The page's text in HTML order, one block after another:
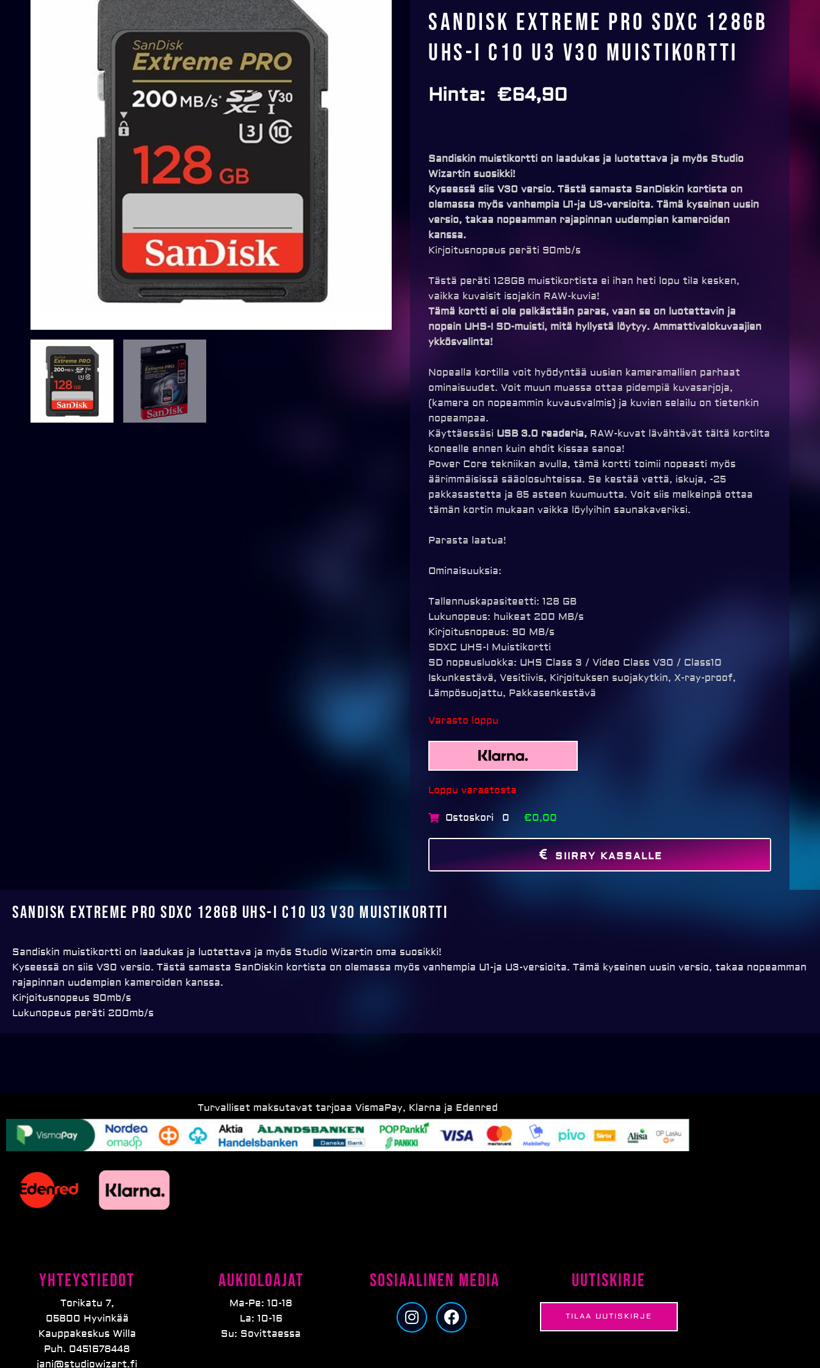
SanDisk Extreme Pro SDXC 128GB
UHS-I C10 U3 V30 muistikortti
Hinta: €64,90
Sandiskin muistikortti on laadukas ja luotettava ja myös Studio
Wizartin suosikki!
Kyseessä siis V30 versio. Tästä samasta SanDiskin kortista on
olemassa myös vanhempia U1-ja U3-versioita. Tämä kyseinen uusin
versio, takaa nopeamman rajapinnan uudempien kameroiden
kanssa.
Kirjoitusnopeus peräti 90mb/s
Tästä peräti 128GB muistikortista ei ihan heti lopu tila kesken,
vaikka kuvaisit isojakin RAW-kuvia!
Tämä kortti ei ole pelkästään paras, vaan se on luotettavin ja
nopein UHS-I SD-muisti, mitä hyllystä löytyy. Ammattivalokuvaajien
ykkösvalinta!
Nopealla kortilla voit hyödyntää uusien kameramallien parhaat
ominaisuudet. Voit muun muassa ottaa pidempiä kuvasarjoja,
(kamera on nopeammin kuvausvalmis) ja kuvien selailu on tietenkin
nopeampaa.
Käyttäessäsi USB 3.0 readeria, RAW-kuvat lävähtävät tältä kortilta
koneelle ennen kuin ehdit kissaa sanoa!
Power Core tekniikan avulla, tämä kortti toimii nopeasti myös
äärimmäisissä sääolosuhteissa. Se kestää vettä, iskuja, -25
pakkasastetta ja 85 asteen kuumuutta. Voit siis melkeinpä ottaa
tämän kortin mukaan vaikka löylyihin saunakaveriksi.
Parasta laatua!
Ominaisuuksia:
Tallennuskapasiteetti: 128 GB
Lukunopeus: huikeat 200 MB/s
Kirjoitusnopeus: 90 MB/s
SDXC UHS-I Muistikortti
SD nopeusluokka: UHS Class 3 / Video Class V30 / Class10
Iskunkestävä, Vesitiivis, Kirjoituksen suojakytkin, X-ray-proof,
Lämpösuojattu, Pakkasenkestävä
Varasto loppu
Loppu varastosta
Ostoskori 0 €0,00
SIIRRY KASSALLE
SanDisk Extreme Pro SDXC 128GB UHS-I C10 U3 V30 muistikortti
Sandiskin muistikortti on laadukas ja luotettava ja myös Studio Wizartin oma suosikki!
Kyseessä on siis V30 versio. Tästä samasta SanDiskin kortista on olemassa myös vanhempia U1-ja U3-versioita. Tämä kyseinen uusin versio, takaa nopeamman
rajapinnan uudempien kameroiden kanssa.
Kirjoitusnopeus 90mb/s
Lukunopeus peräti 200mb/s
Turvalliset maksutavat tarjoaa VismaPay, Klarna ja Edenred
Yhteystiedot
Torikatu 7,
05800 Hyvinkää
Kauppakeskus Willa
Puh. 0451678448
jani@studiowizart.fi
Aukioloajat
Ma-Pe: 10-18
La: 10-16
Su: Sovittaessa
Sosiaalinen media
I
n
F
a
Uutiskirje
TILAA UUTISKIRJE